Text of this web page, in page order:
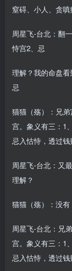
窒碍、小人、贪嗔
周星飞-台北：翻
恃宫2、忌
理解？我的命盘
忌
猫猫（殇）：兄
宫。象义有三：1
忌入怙恃，透过钱
周星飞-台北：又
理解？
猫猫（殇）：没有
周星飞-台北：兄
宫。象义有三：1
忌入怙恃，透过钱